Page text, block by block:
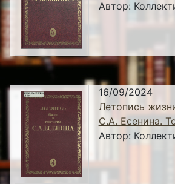
Автор:
16/09/2024
Летопись
С.А. Есенина.
Автор: